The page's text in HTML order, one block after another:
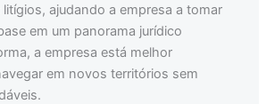
ajudando a empresa a tomar
em um panorama jurídico
a empresa está melhor
em novos territórios sem